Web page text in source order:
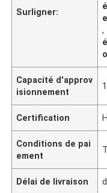
Surligner:
,
Capacité d'approv
isionnement
Certification
Conditions de pai
ement
Délai de livraison